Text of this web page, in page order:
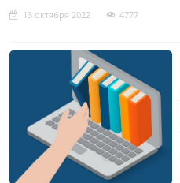
13 октября 2022 4777